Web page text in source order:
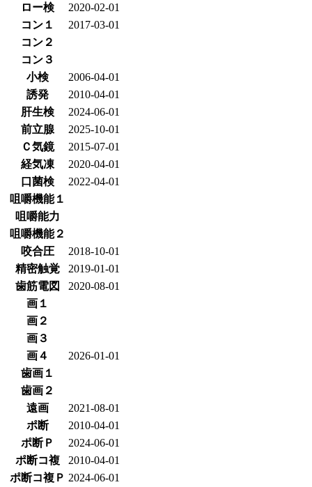
ロー検
2020-02-01
コン１
2017-03-01
コン２
コン３
小検
2006-04-01
誘発
2010-04-01
肝生検
2024-06-01
前立腺
2025-10-01
Ｃ気鏡
2015-07-01
経気凍
2020-04-01
口菌検
2022-04-01
咀嚼機能１
咀嚼能力
咀嚼機能２
咬合圧
2018-10-01
精密触覚
2019-01-01
歯筋電図
2020-08-01
画１
画２
画３
画４
2026-01-01
歯画１
歯画２
遠画
2021-08-01
ポ断
2010-04-01
ポ断Ｐ
2024-06-01
ポ断コ複
2010-04-01
ポ断コ複Ｐ 2024-06-01